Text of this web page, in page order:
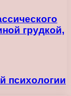
грудкой,
психологии